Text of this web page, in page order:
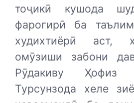
тоҷикӣ кушода
фарогирӣ ба
худихтиёрӣ аст,
омӯзиши забони
Рӯдакиву
Турсунзода хеле